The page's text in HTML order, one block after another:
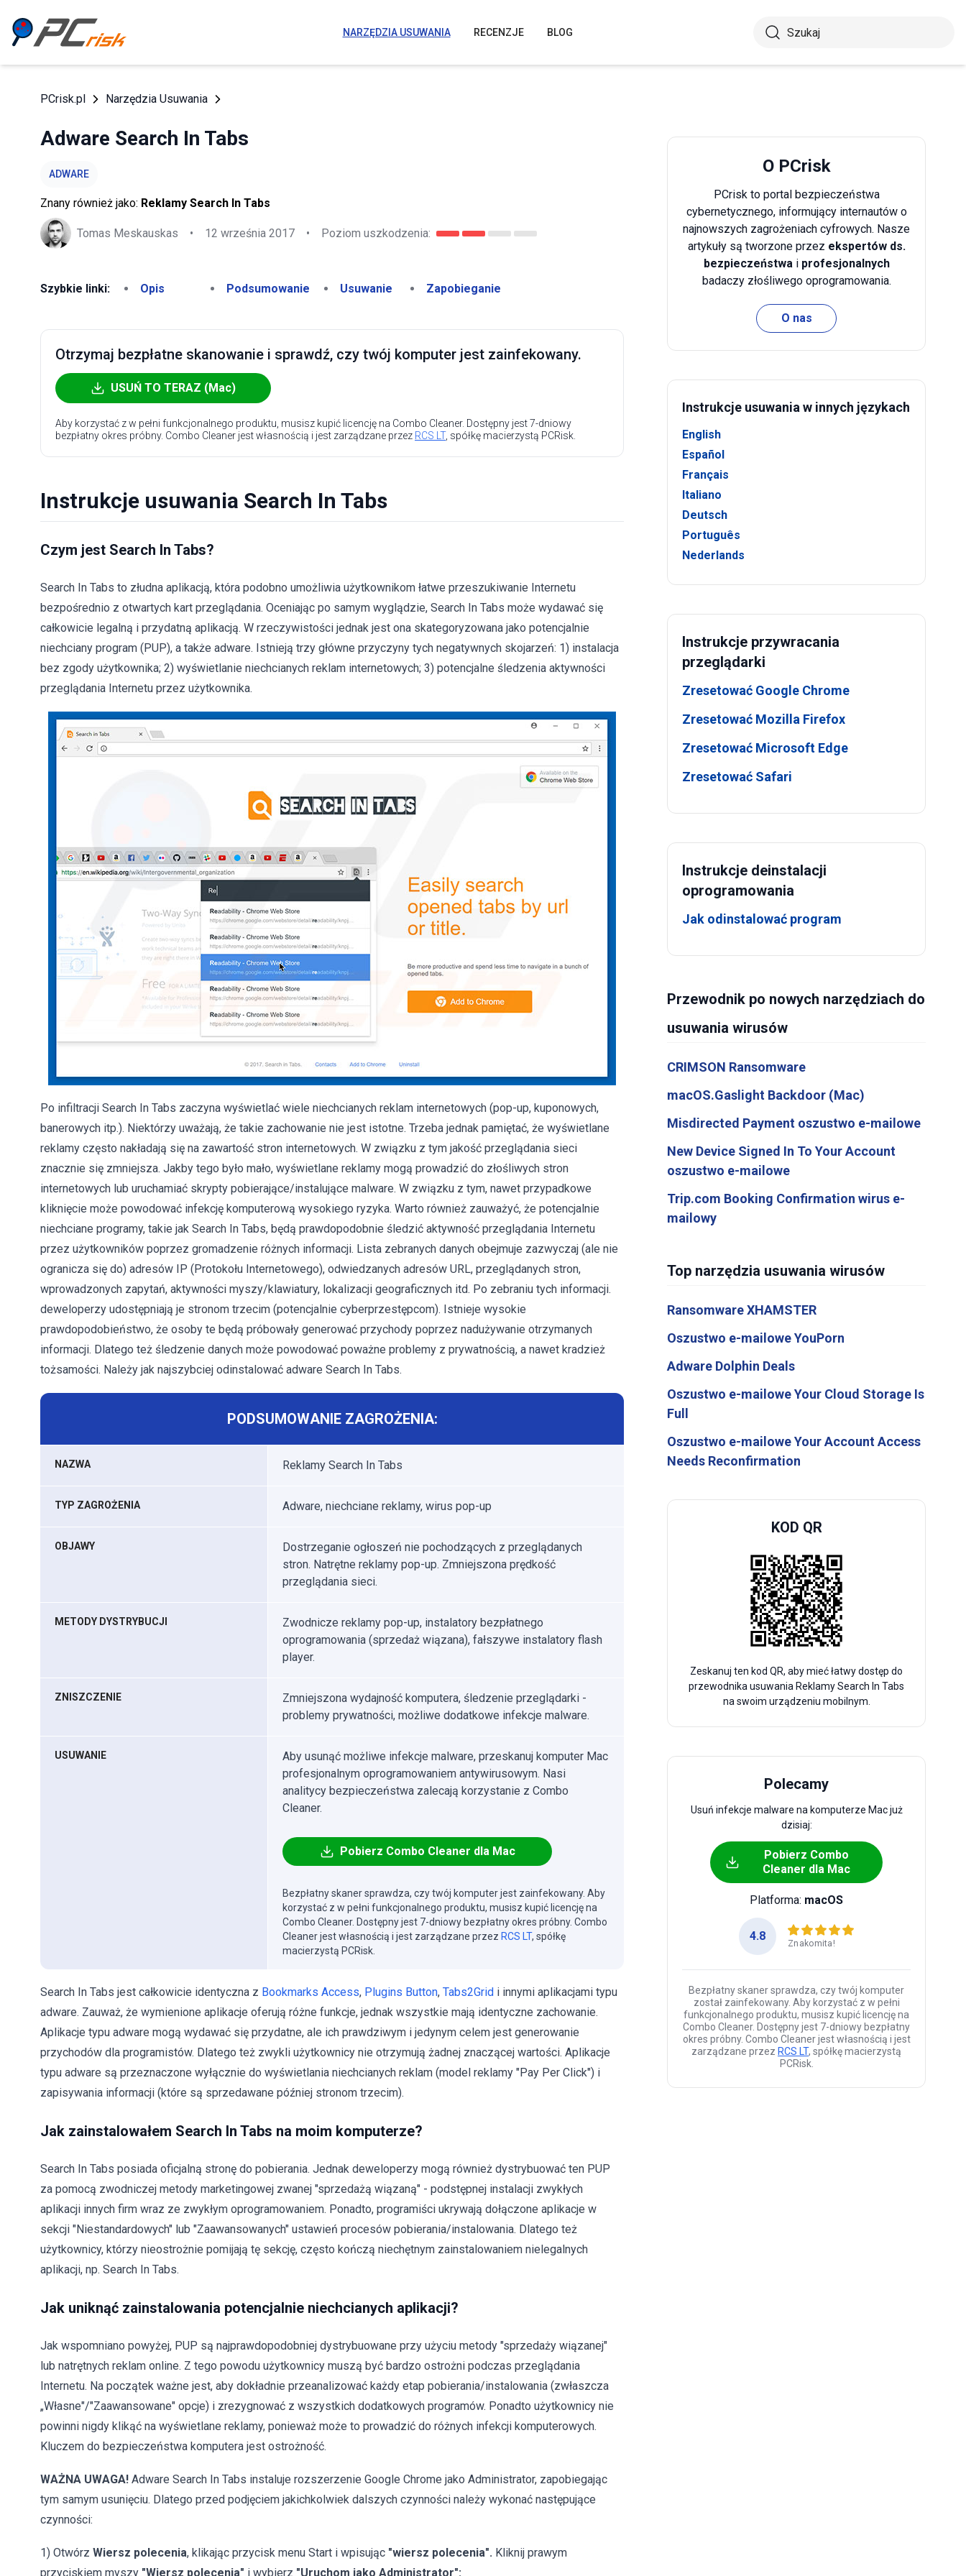
NARZĘDZIA USUWANIA RECENZJE BLOG
PCrisk.pl Narzędzia Usuwania
Adware Search In Tabs
ADWARE
Znany również jako: Reklamy Search In Tabs
Tomas Meskauskas • 12 września 2017 • Poziom uszkodzenia:
Szybkie linki: Opis Podsumowanie Usuwanie Zapobieganie
Otrzymaj bezpłatne skanowanie i sprawdź, czy twój komputer jest zainfekowany.
USUŃ TO TERAZ (Mac)
Aby korzystać z w pełni funkcjonalnego produktu, musisz kupić licencję na Combo Cleaner. Dostępny jest 7-dniowy
bezpłatny okres próbny. Combo Cleaner jest własnością i jest zarządzane przez RCS LT, spółkę macierzystą PCRisk.
Instrukcje usuwania Search In Tabs
Czym jest Search In Tabs?
Search In Tabs to złudna aplikacją, która podobno umożliwia użytkownikom łatwe przeszukiwanie Internetu
bezpośrednio z otwartych kart przeglądania. Oceniając po samym wyglądzie, Search In Tabs może wydawać się
całkowicie legalną i przydatną aplikacją. W rzeczywistości jednak jest ona skategoryzowana jako potencjalnie
niechciany program (PUP), a także adware. Istnieją trzy główne przyczyny tych negatywnych skojarzeń: 1) instalacja
bez zgody użytkownika; 2) wyświetlanie niechcianych reklam internetowych; 3) potencjalne śledzenia aktywności
przeglądania Internetu przez użytkownika.
Po infiltracji Search In Tabs zaczyna wyświetlać wiele niechcianych reklam internetowych (pop-up, kuponowych,
banerowych itp.). Niektórzy uważają, że takie zachowanie nie jest istotne. Trzeba jednak pamiętać, że wyświetlane
reklamy często nakładają się na zawartość stron internetowych. W związku z tym jakość przeglądania sieci
znacznie się zmniejsza. Jakby tego było mało, wyświetlane reklamy mogą prowadzić do złośliwych stron
internetowych lub uruchamiać skrypty pobierające/instalujące malware. W związku z tym, nawet przypadkowe
kliknięcie może powodować infekcję komputerową wysokiego ryzyka. Warto również zauważyć, że potencjalnie
niechciane programy, takie jak Search In Tabs, będą prawdopodobnie śledzić aktywność przeglądania Internetu
przez użytkowników poprzez gromadzenie różnych informacji. Lista zebranych danych obejmuje zazwyczaj (ale nie
ogranicza się do) adresów IP (Protokołu Internetowego), odwiedzanych adresów URL, przeglądanych stron,
wprowadzonych zapytań, aktywności myszy/klawiatury, lokalizacji geograficznych itd. Po zebraniu tych informacji.
deweloperzy udostępniają je stronom trzecim (potencjalnie cyberprzestępcom). Istnieje wysokie
prawdopodobieństwo, że osoby te będą próbowały generować przychody poprzez nadużywanie otrzymanych
informacji. Dlatego też śledzenie danych może powodować poważne problemy z prywatnością, a nawet kradzież
tożsamości. Należy jak najszybciej odinstalować adware Search In Tabs.
PODSUMOWANIE ZAGROŻENIA:
NAZWA Reklamy Search In Tabs
TYP ZAGROŻENIA Adware, niechciane reklamy, wirus pop-up
OBJAWY
Dostrzeganie ogłoszeń nie pochodzących z przeglądanych
stron. Natrętne reklamy pop-up. Zmniejszona prędkość
przeglądania sieci.
METODY DYSTRYBUCJI
Zwodnicze reklamy pop-up, instalatory bezpłatnego
oprogramowania (sprzedaż wiązana), fałszywe instalatory flash
player.
ZNISZCZENIE
Zmniejszona wydajność komputera, śledzenie przeglądarki -
problemy prywatności, możliwe dodatkowe infekcje malware.
USUWANIE
Aby usunąć możliwe infekcje malware, przeskanuj komputer Mac
profesjonalnym oprogramowaniem antywirusowym. Nasi
analitycy bezpieczeństwa zalecają korzystanie z Combo
Cleaner.
Pobierz Combo Cleaner dla Mac
Bezpłatny skaner sprawdza, czy twój komputer jest zainfekowany. Aby
korzystać z w pełni funkcjonalnego produktu, musisz kupić licencję na
Combo Cleaner. Dostępny jest 7-dniowy bezpłatny okres próbny. Combo
Cleaner jest własnością i jest zarządzane przez RCS LT, spółkę
macierzystą PCRisk.
Search In Tabs jest całkowicie identyczna z Bookmarks Access, Plugins Button, Tabs2Grid i innymi aplikacjami typu
adware. Zauważ, że wymienione aplikacje oferują różne funkcje, jednak wszystkie mają identyczne zachowanie.
Aplikacje typu adware mogą wydawać się przydatne, ale ich prawdziwym i jedynym celem jest generowanie
przychodów dla programistów. Dlatego też zwykli użytkownicy nie otrzymują żadnej znaczącej wartości. Aplikacje
typu adware są przeznaczone wyłącznie do wyświetlania niechcianych reklam (model reklamy "Pay Per Click") i
zapisywania informacji (które są sprzedawane później stronom trzecim).
Jak zainstalowałem Search In Tabs na moim komputerze?
Search In Tabs posiada oficjalną stronę do pobierania. Jednak deweloperzy mogą również dystrybuować ten PUP
za pomocą zwodniczej metody marketingowej zwanej "sprzedażą wiązaną" - podstępnej instalacji zwykłych
aplikacji innych firm wraz ze zwykłym oprogramowaniem. Ponadto, programiści ukrywają dołączone aplikacje w
sekcji "Niestandardowych" lub "Zaawansowanych" ustawień procesów pobierania/instalowania. Dlatego też
użytkownicy, którzy nieostrożnie pomijają tę sekcję, często kończą niechętnym zainstalowaniem nielegalnych
aplikacji, np. Search In Tabs.
Jak uniknąć zainstalowania potencjalnie niechcianych aplikacji?
Jak wspomniano powyżej, PUP są najprawdopodobniej dystrybuowane przy użyciu metody "sprzedaży wiązanej"
lub natrętnych reklam online. Z tego powodu użytkownicy muszą być bardzo ostrożni podczas przeglądania
Internetu. Na początek ważne jest, aby dokładnie przeanalizować każdy etap pobierania/instalowania (zwłaszcza
„Własne"/"Zaawansowane" opcje) i zrezygnować z wszystkich dodatkowych programów. Ponadto użytkownicy nie
powinni nigdy klikąć na wyświetlane reklamy, ponieważ może to prowadzić do różnych infekcji komputerowych.
Kluczem do bezpieczeństwa komputera jest ostrożność.
WAŻNA UWAGA! Adware Search In Tabs instaluje rozszerzenie Google Chrome jako Administrator, zapobiegając
tym samym usunięciu. Dlatego przed podjęciem jakichkolwiek dalszych czynności należy wykonać następujące
czynności:
1) Otwórz Wiersz polecenia, klikając przycisk menu Start i wpisując "wiersz polecenia". Kliknij prawym
przyciskiem myszy "Wiersz polecenia" i wybierz "Uruchom jako Administrator":
O PCrisk
PCrisk to portal bezpieczeństwa
cybernetycznego, informujący internautów o
najnowszych zagrożeniach cyfrowych. Nasze
artykuły są tworzone przez ekspertów ds.
bezpieczeństwai profesjonalnych
badaczy złośliwego oprogramowania.
O nas
Instrukcje usuwania w innych językach
English
Español
Français
Italiano
Deutsch
Português
Nederlands
Instrukcje przywracania
przeglądarki
Zresetować Google Chrome
Zresetować Mozilla Firefox
Zresetować Microsoft Edge
Zresetować Safari
Instrukcje deinstalacji
oprogramowania
Jak odinstalować program
Przewodnik po nowych narzędziach do
usuwania wirusów
CRIMSON Ransomware
macOS.Gaslight Backdoor (Mac)
Misdirected Payment oszustwo e-mailowe
New Device Signed In To Your Account
oszustwo e-mailowe
Trip.com Booking Confirmation wirus e-
mailowy
Top narzędzia usuwania wirusów
Ransomware XHAMSTER
Oszustwo e-mailowe YouPorn
Adware Dolphin Deals
Oszustwo e-mailowe Your Cloud Storage Is
Full
Oszustwo e-mailowe Your Account Access
Needs Reconfirmation
KOD QR
Zeskanuj ten kod QR, aby mieć łatwy dostęp do
przewodnika usuwania Reklamy Search In Tabs
na swoim urządzeniu mobilnym.
Polecamy
Usuń infekcje malware na komputerze Mac już
dzisiaj:
Pobierz Combo
Cleaner dla Mac
Platforma: macOS
4.8
Znakomita!
Bezpłatny skaner sprawdza, czy twój komputer
został zainfekowany. Aby korzystać z w pełni
funkcjonalnego produktu, musisz kupić licencję na
Combo Cleaner. Dostępny jest 7-dniowy bezpłatny
okres próbny. Combo Cleaner jest własnością i jest
zarządzane przez RCS LT, spółkę macierzystą
PCRisk.